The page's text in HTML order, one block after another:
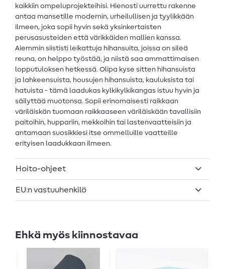
kaikkiin ompeluprojekteihisi. Hienosti uurrettu rakenne
antaa mansetille modernin, urheilullisen ja tyylikkään
ilmeen, joka sopii hyvin sekä yksinkertaisten
perusasusteiden että värikkäiden mallien kanssa.
Aiemmin siististi leikattuja hihansuita, joissa on sileä
reuna, on helppo työstää, ja niistä saa ammattimaisen
lopputuloksen hetkessä. Olipa kyse sitten hihansuista
ja lahkeensuista, housujen hihansuista, kauluksista tai
hatuista - tämä laadukas kylkikylkikangas istuu hyvin ja
säilyttää muotonsa. Sopii erinomaisesti raikkaan
väriläiskän tuomaan raikkaaseen väriläiskään tavallisiin
paitoihin, huppariin, mekkoihin tai lastenvaatteisiin ja
antamaan suosikkiesi itse ommelluille vaatteille
erityisen laadukkaan ilmeen.
Hoito-ohjeet
EU:n vastuuhenkilö
Ehkä myös kiinnostavaa